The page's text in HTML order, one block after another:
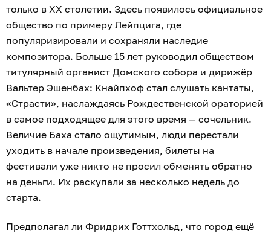
только в XX столетии. Здесь появилось официальное
общество по примеру Лейпцига, где
популяризировали и сохраняли наследие
композитора. Больше 15 лет руководил обществом
титулярный органист Домского собора и дирижёр
Вальтер Эшенбах: Кнайпхоф стал слушать кантаты,
«Страсти», наслаждаясь Рождественской ораторией
в самое подходящее для этого время — сочельник.
Величие Баха стало ощутимым, люди перестали
уходить в начале произведения, билеты на
фестивали уже никто не просил обменять обратно
на деньги. Их раскупали за несколько недель до
старта.
Предполагал ли Фридрих Готтхольд, что город ещё